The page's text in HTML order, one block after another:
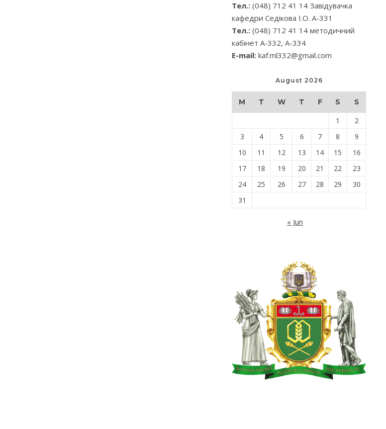
Тел.: (048) 712 41 14 Завідувачка
кафедри Седікова І.О. А-331
Тел.: (048) 712 41 14 методичний
кабінет А-332, А-334
E-mail: kaf.ml332@gmail.com
August 2026
M T W T F S S
1
2
3
4 5 6 7 8
9
10
11 12 13 14 15
16
17
18 19 20 21 22
23
24
25 26 27 28 29
30
31
« Jun